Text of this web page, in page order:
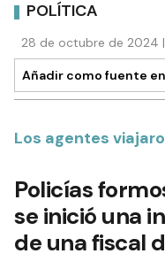
POLÍTICA
28 de octubre de 2024
Añadir como fuente en
Los agentes
Policías
se inició una
de una fiscal